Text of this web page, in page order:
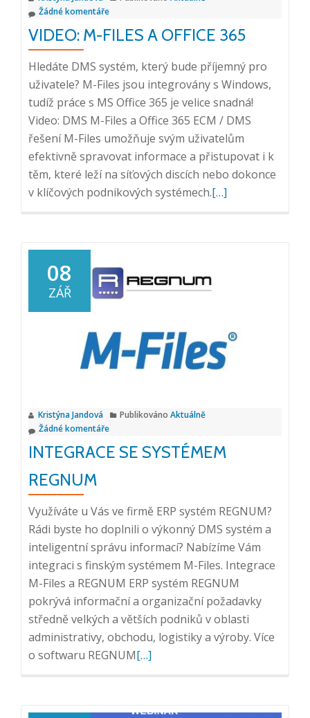
Žádné komentáře
VIDEO: M-FILES A OFFICE 365
Hledáte DMS systém, který bude příjemný pro
uživatele? M-Files jsou integrovány s Windows,
tudíž práce s MS Office 365 je velice snadná!
Video: DMS M-Files a Office 365 ECM / DMS
řešení M-Files umožňuje svým uživatelům
efektivně spravovat informace a přistupovat i k
těm, které leží na síťových discích nebo dokonce
v klíčových podnikových systémech.Přečtěte
M-
Office
365
[…]
08
ZÁŘ
Kristýna Jandová Publikováno Aktuálně
Žádné komentáře
INTEGRACE SE SYSTÉMEM
REGNUM
Využíváte u Vás ve firmě ERP systém REGNUM?
Rádi byste ho doplnili o výkonný DMS systém a
inteligentní správu informací? Nabízíme Vám
integraci s finským systémem M-Files. Integrace
M-Files a REGNUM ERP systém REGNUM
pokrývá informační a organizační požadavky
středně velkých a větších podniků v oblasti
administrativy, obchodu, logistiky a výroby. Více
o softwaru REGNUMPřečtěte
[…]